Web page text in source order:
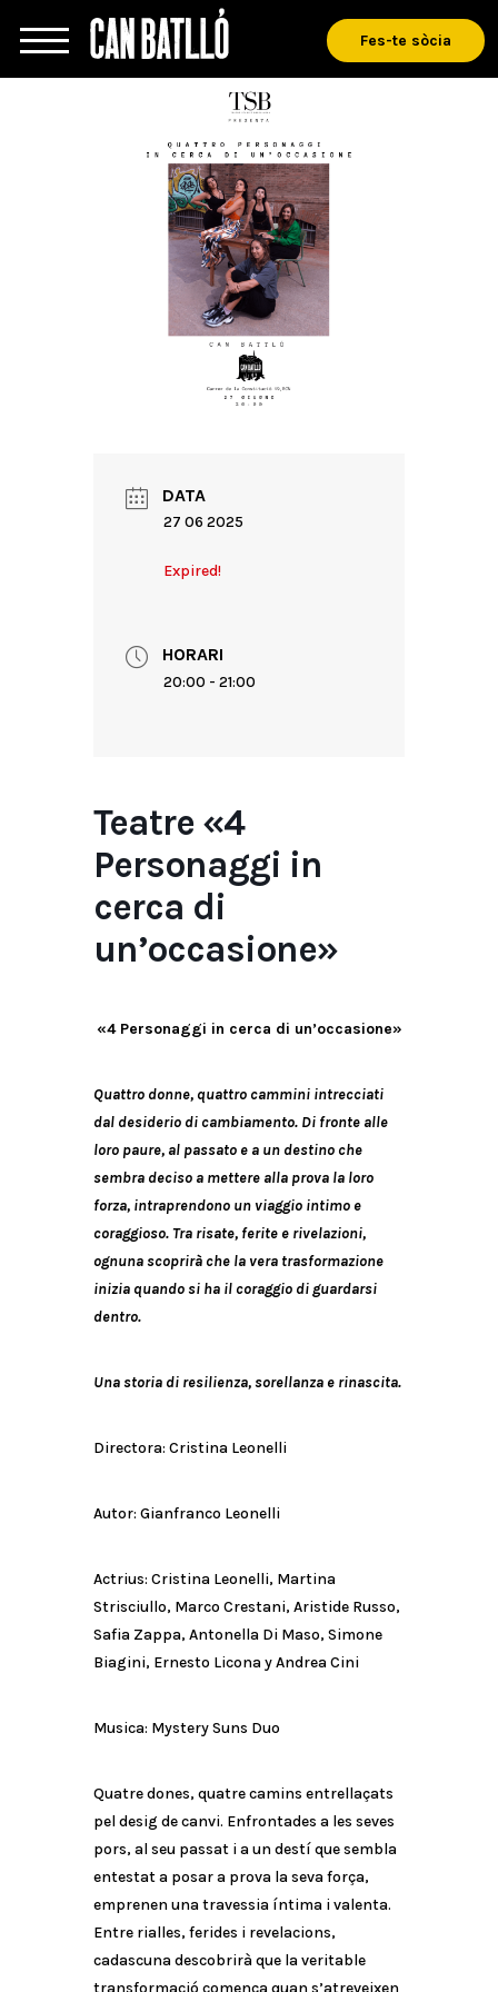
Fes-te sòcia
DATA
27 06 2025
Expired!
HORARI
20:00 - 21:00
Teatre «4
Personaggi in
cerca di
un’occasione»
«4 Personaggi in cerca di un’occasione»
Quattro donne, quattro cammini intrecciati
dal desiderio di cambiamento. Di fronte alle
loro paure, al passato e a un destino che
sembra deciso a mettere alla prova la loro
forza, intraprendono un viaggio intimo e
coraggioso. Tra risate, ferite e rivelazioni,
ognuna scoprirà che la vera trasformazione
inizia quando si ha il coraggio di guardarsi
dentro.
Una storia di resilienza, sorellanza e rinascita.
Directora: Cristina Leonelli
Autor: Gianfranco Leonelli
Actrius: Cristina Leonelli, Martina
Strisciullo, Marco Crestani, Aristide Russo,
Safia Zappa, Antonella Di Maso, Simone
Biagini, Ernesto Licona y Andrea Cini
Musica: Mystery Suns Duo
Quatre dones, quatre camins entrellaçats
pel desig de canvi. Enfrontades a les seves
pors, al seu passat i a un destí que sembla
entestat a posar a prova la seva força,
emprenen una travessia íntima i valenta.
Entre rialles, ferides i revelacions,
cadascuna descobrirà que la veritable
transformació comença quan s’atreveixen